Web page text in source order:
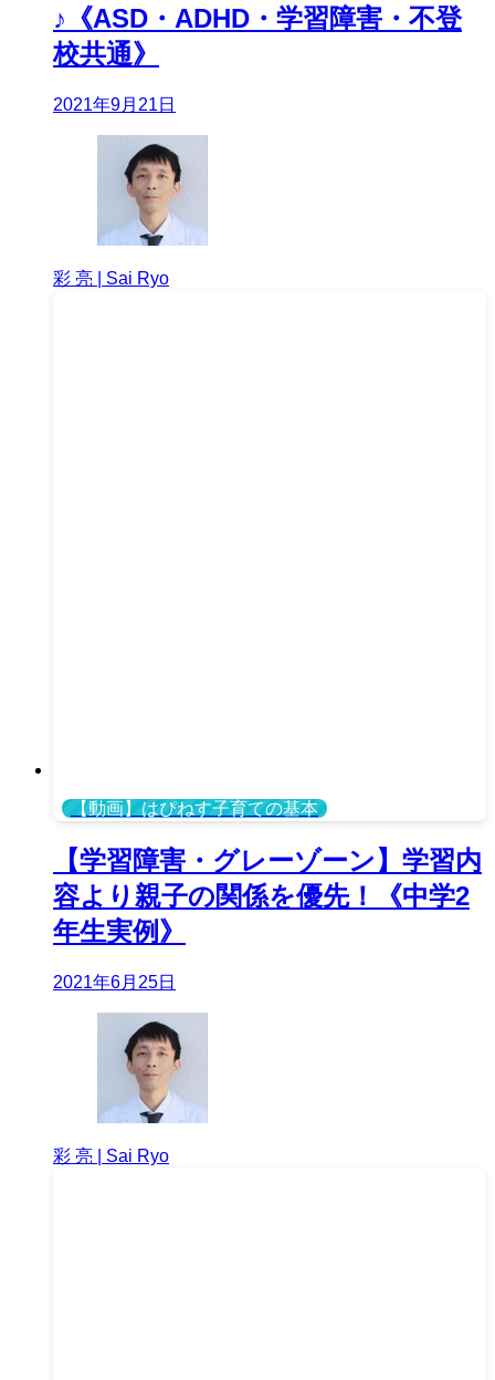
♪《ASD・ADHD・学習障害・不登
校共通》
2021年9月21日
彩 亮 | Sai Ryo
【動画】はぴねす子育ての基本
【学習障害・グレーゾーン】学習内
容より親子の関係を優先！《中学2
年生実例》
2021年6月25日
彩 亮 | Sai Ryo